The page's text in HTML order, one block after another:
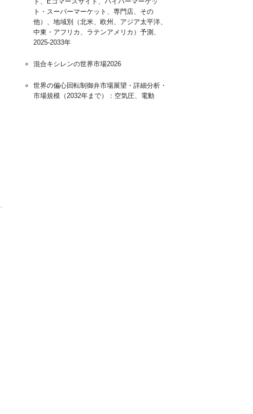
ト・スーパーマーケット、専門店、その
他）、地域別（北米、欧州、アジア太平洋、
中東・アフリカ、ラテンアメリカ）予測、
2025-2033年
混合キシレンの世界市場2026
世界の偏心回転制御弁市場展望・詳細分析・
市場規模（2032年まで）：空気圧、電動